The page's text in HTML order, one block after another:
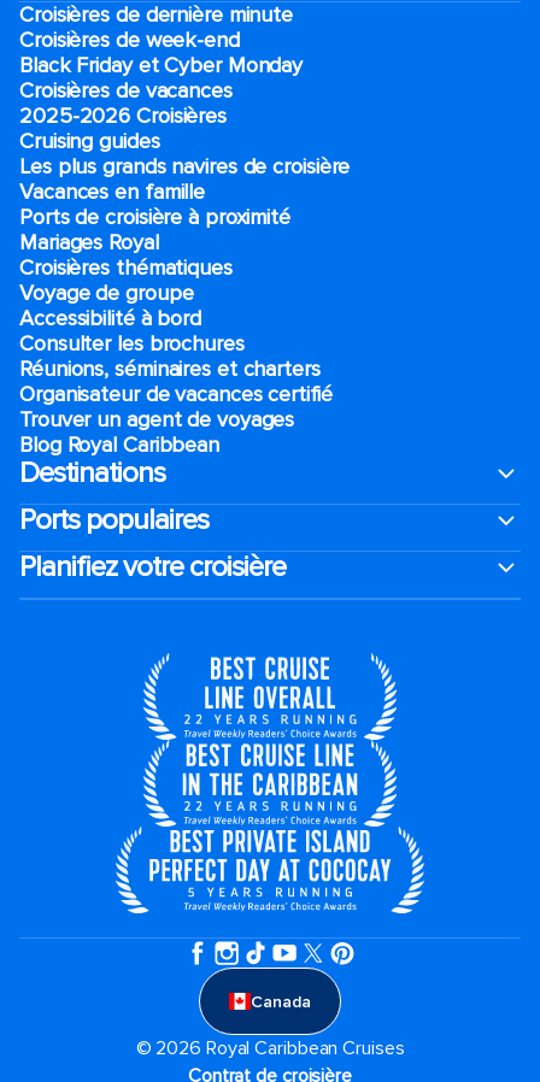
Croisières de dernière minute
Croisières de week-end
Black Friday et Cyber Monday
Croisières de vacances
2025-2026 Croisières
Cruising guides
Les plus grands navires de croisière
Vacances en famille
Ports de croisière à proximité
Mariages Royal
Croisières thématiques
Voyage de groupe​
Accessibilité à bord​
Consulter les brochures
Réunions, séminaires et charters
Organisateur de vacances certifié
Trouver un agent de voyages
Blog Royal Caribbean
Destinations
Ports populaires
Planifiez votre croisière
Canada
© 2026 Royal Caribbean Cruises
Contrat de croisière